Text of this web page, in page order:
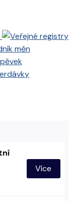
měn
Více